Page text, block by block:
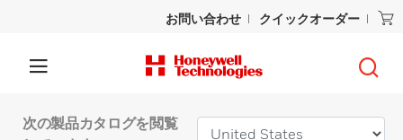
お問い合わせ クイックオーダー
次の製品カタログを閲覧